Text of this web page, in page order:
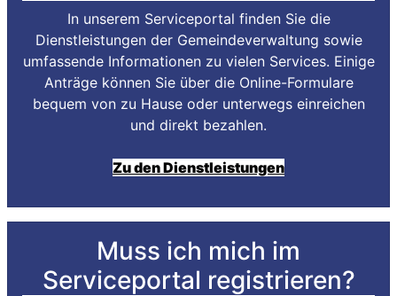
In unserem Serviceportal finden Sie die
Dienstleistungen der Gemeindeverwaltung sowie
umfassende Informationen zu vielen Services. Einige
Anträge können Sie über die Online-Formulare
bequem von zu Hause oder unterwegs einreichen
und direkt bezahlen.
Zu den Dienstleistungen
Muss ich mich im
Serviceportal registrieren?